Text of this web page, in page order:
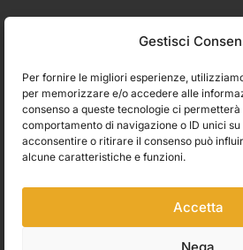
Gestisci
Per fornire le migliori esperienze,
per memorizzare e/o accedere alle
consenso a queste tecnologie ci
comportamento di navigazione o ID unici su
acconsentire o ritirare il consenso può
alcune caratteristiche e funzioni.
Accetta
Nega